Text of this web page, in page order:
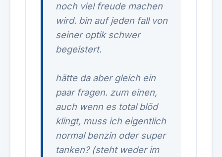
noch viel freude machen
wird. bin auf jeden fall von
seiner optik schwer
begeistert.
hätte da aber gleich ein
paar fragen. zum einen,
auch wenn es total blöd
klingt, muss ich eigentlich
normal benzin oder super
tanken? (steht weder im